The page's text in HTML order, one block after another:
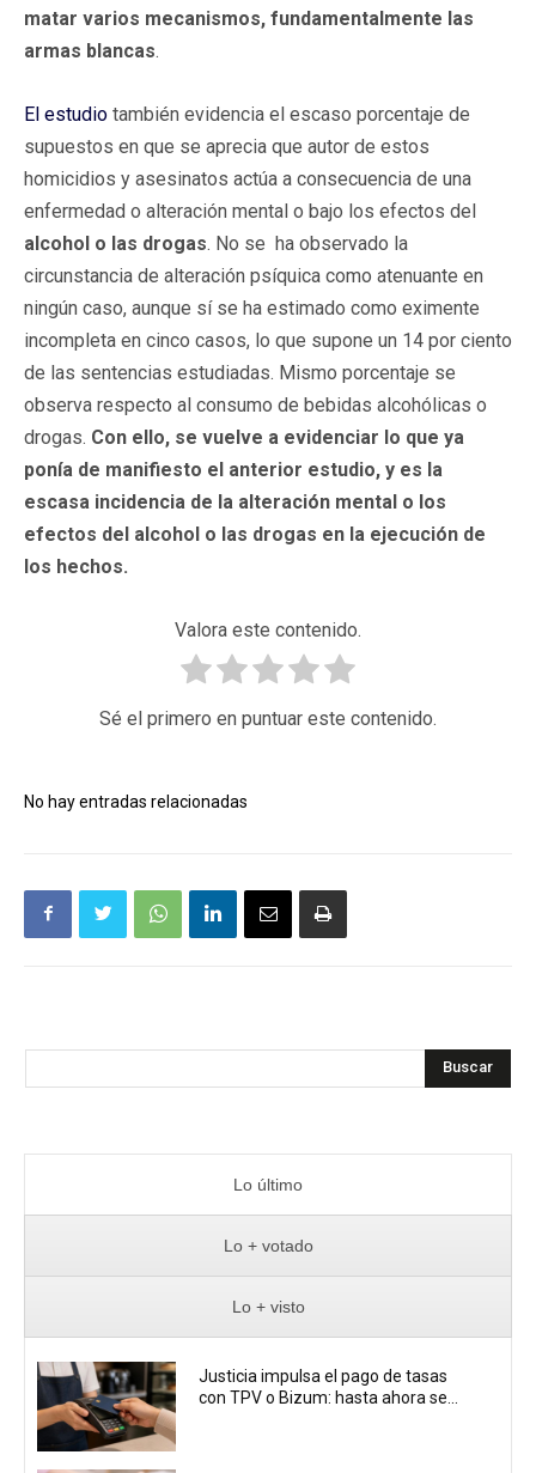
matar varios mecanismos, fundamentalmente las
armas blancas.
El estudio también evidencia el escaso porcentaje de
supuestos en que se aprecia que autor de estos
homicidios y asesinatos actúa a consecuencia de una
enfermedad o alteración mental o bajo los efectos del
alcohol o las drogas. No se ha observado la
circunstancia de alteración psíquica como atenuante en
ningún caso, aunque sí se ha estimado como eximente
incompleta en cinco casos, lo que supone un 14 por ciento
de las sentencias estudiadas. Mismo porcentaje se
observa respecto al consumo de bebidas alcohólicas o
drogas. Con ello, se vuelve a evidenciar lo que ya
ponía de manifiesto el anterior estudio, y es la
escasa incidencia de la alteración mental o los
efectos del alcohol o las drogas en la ejecución de
los hechos.
Valora este contenido.
Sé el primero en puntuar este contenido.
No hay entradas relacionadas
Buscar
Lo último
Lo + votado
Lo + visto
Justicia impulsa el pago de tasas
con TPV o Bizum: hasta ahora se...